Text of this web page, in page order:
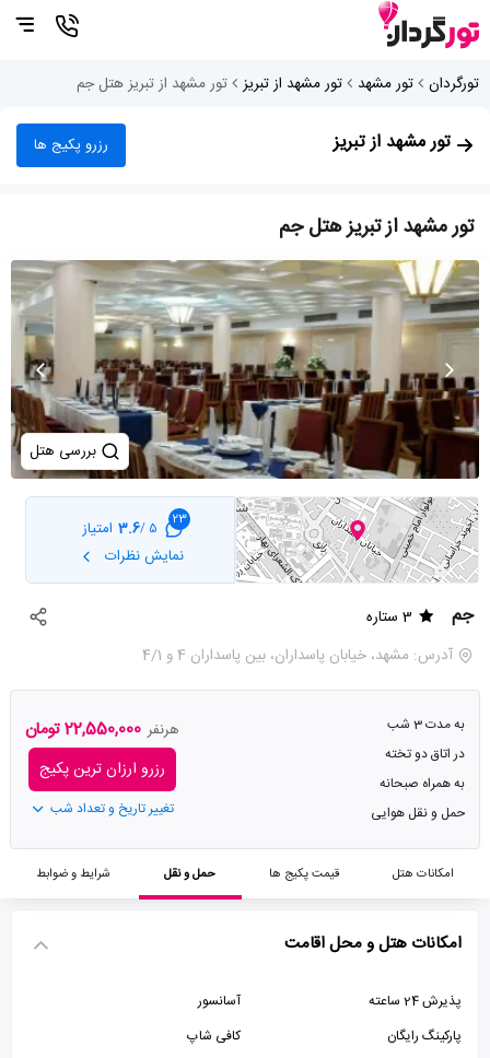
تورگردان تور مشهد تور مشهد از تبریز تور مشهد از تبریز هتل جم
تور مشهد از تبریز رزرو پکیج ها
تور مشهد از تبریز هتل جم
بررسی هتل
23
5 /
3.6 امتیاز
نمایش نظرات
جم
3 ستاره
آدرس: مشهد، خیابان پاسداران، بین پاسداران 4 و 4/1
به مدت 3 شب
در اتاق دو تخته
به همراه صبحانه
حمل و نقل هوایی
هرنفر 22,550,000 تومان
رزرو ارزان ترین پکیج
تغییر تاریخ و تعداد شب
امکانات هتل قیمت پکیج ها حمل و نقل شرایط و ضوابط
امکانات هتل و محل اقامت
پذیرش 24 ساعته
آسانسور
پارکینگ رایگان
کافی شاپ